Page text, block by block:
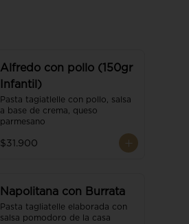
Alfredo con pollo (150gr
Infantil)
Pasta tagiatlelle con pollo, salsa
a base de crema, queso
parmesano
$31.900
Napolitana con Burrata
Pasta tagliatelle elaborada con
salsa pomodoro de la casa